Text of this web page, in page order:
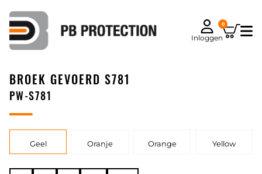
Inloggen
0
BROEK GEVOERD S781
PW-S781
Geel Oranje Orange Yellow